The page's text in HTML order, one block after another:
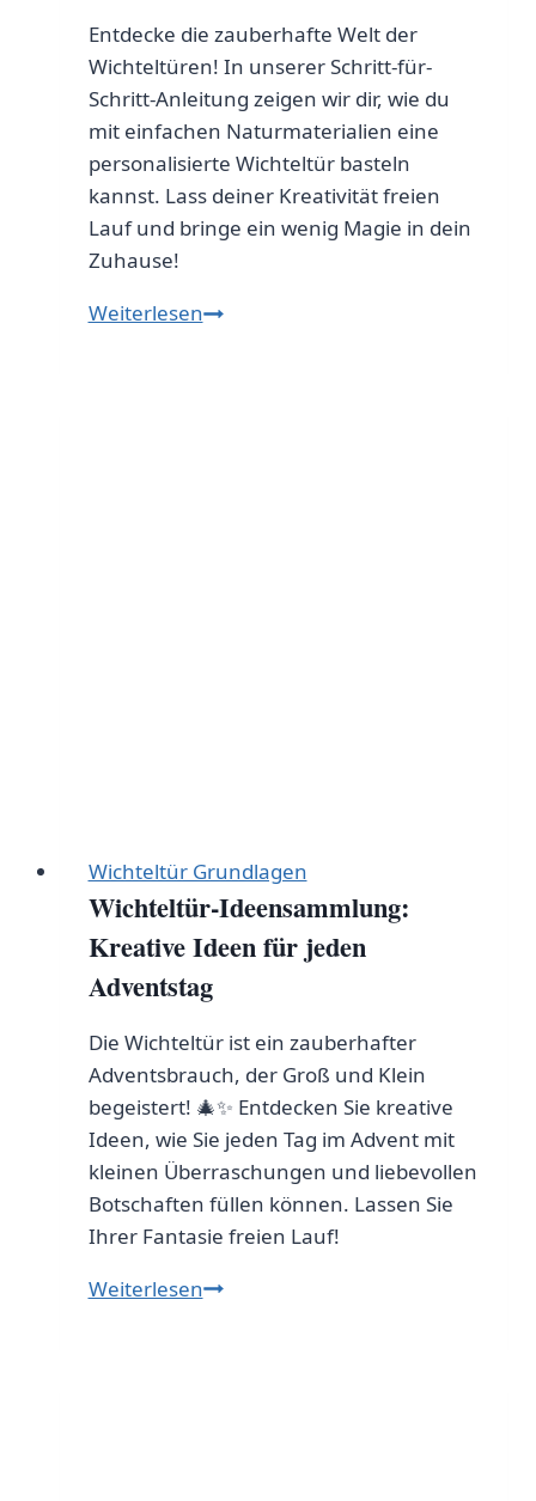
Entdecke die zauberhafte Welt der
Wichteltüren! In unserer Schritt-für-
Schritt-Anleitung zeigen wir dir, wie du
mit einfachen Naturmaterialien eine
personalisierte Wichteltür basteln
kannst. Lass deiner Kreativität freien
Lauf und bringe ein wenig Magie in dein
Zuhause!
WeiterlesenWichteltür
Wichteltür Grundlagen
Wichteltür-Ideensammlung:
Kreative Ideen für jeden
Adventstag
Die Wichteltür ist ein zauberhafter
Adventsbrauch, der Groß und Klein
begeistert! 🎄✨ Entdecken Sie kreative
Ideen, wie Sie jeden Tag im Advent mit
kleinen Überraschungen und liebevollen
Botschaften füllen können. Lassen Sie
Ihrer Fantasie freien Lauf!
WeiterlesenWichteltür-